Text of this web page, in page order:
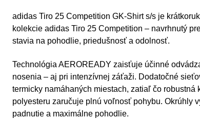
adidas Tiro 25 Competition GK-Shirt s/s je
kolekcie adidas Tiro 25 Competition – navrhnutý
stavia na pohodlie, priedušnosť a odolnosť.
Technológia AEROREADY zaisťuje účinné
nosenia – aj pri intenzívnej záťaži. Dodatočné
termicky namáhaných miestach, zatiaľ čo robustná
polyesteru zaručuje plnú voľnosť pohybu. Okrúhly
padnutie a maximálne pohodlie.